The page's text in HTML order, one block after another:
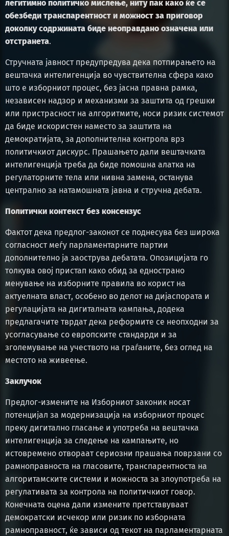
легитимно политичко мислење, ниту пак како ќе се
обезбеди транспарентност и можност за приговор
доколку содржината биде неоправдано означена или
отстранета.
Стручната јавност предупредува дека потпирањето на
вештачка интелигенција во чувствителна сфера како
што е изборниот процес, без јасна правна рамка,
независен надзор и механизми за заштита од грешки
или пристрасност на алгоритмите, носи ризик системот
да биде искористен наместо за заштита на
демократијата, за дополнителна контрола врз
политичкиот дискурс. Прашањето дали вештачката
интелигенција треба да биде помошна алатка на
регулаторните тела или нивна замена, останува
централно за натамошната јавна и стручна дебата.
Политички контекст без консензус
Фактот дека предлог-законот се поднесува без широка
согласност меѓу парламентарните партии
дополнително ја заострува дебатата. Опозицијата го
толкува овој пристап како обид за еднострано
менување на изборните правила во корист на
актуелната власт, особено во делот на дијаспората и
регулацијата на дигиталната кампања, додека
предлагачите тврдат дека реформите се неопходни за
усогласување со европските стандарди и за
зголемување на учеството на граѓаните, без оглед на
местото на живеење.
Заклучок
Предлог-измените на Изборниот законик носат
потенцијал за модернизација на изборниот процес
преку дигитално гласање и употреба на вештачка
интелигенција за следење на кампањите, но
истовремено отвораат сериозни прашања поврзани со
рамноправноста на гласовите, транспарентноста на
алгоритамските системи и можноста за злоупотреба на
регулативата за контрола на политичкиот говор.
Конечната оцена дали измените претставуваат
демократски исчекор или ризик по изборната
рамноправност, ќе зависи од текот на парламентарната